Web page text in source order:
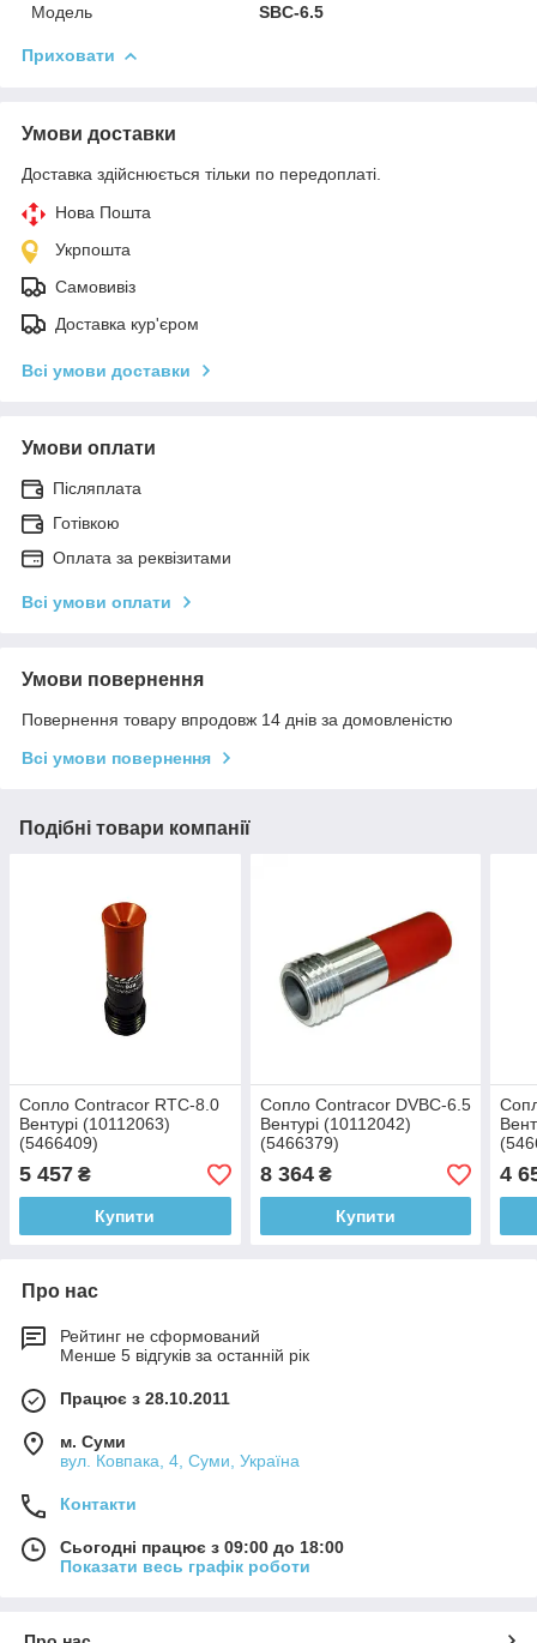
Мoдель
SBC-6.5
Приховати
Умови доставки
Доставка здійснюється тільки по передоплаті.
Нова Пошта
Укрпошта
Самовивіз
Доставка кур'єром
Всі умови доставки
Умови оплати
Післяплата
Готівкою
Оплата за реквізитами
Всі умови оплати
Умови повернення
Повернення товару впродовж 14 днів за домовленістю
Всі умови повернення
Подібні товари компанії
Сопло Contracor RTC-8.0
Вентурі (10112063)
(5466409)
5 457 ₴
Купити
Сопло Contracor DVBC-6.5
Вентурі (10112042)
(5466379)
8 364₴
Купити
4
Про нас
Рейтинг не сформований
Менше 5 відгуків за останній рік
Працює з 28.10.2011
м. Суми
вул. Ковпака, 4, Суми, Україна
Контакти
Сьогодні працює з 09:00 до 18:00
Показати весь графік роботи